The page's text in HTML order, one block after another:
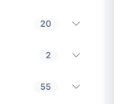
20
2
55